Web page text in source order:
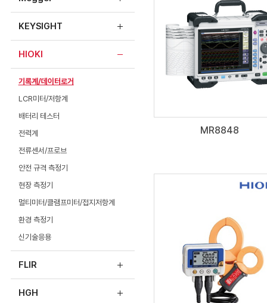
KEYSIGHT
HIOKI
기록계/데이터로거
LCR미터/저항계
배터리 테스터
전력계
전류센서/프로브
안전 규격 측정기
현장 측정기
멀티미터/클램프미터/접지저항계
환경 측정기
신기술응용
FLIR
HGH
MR8848